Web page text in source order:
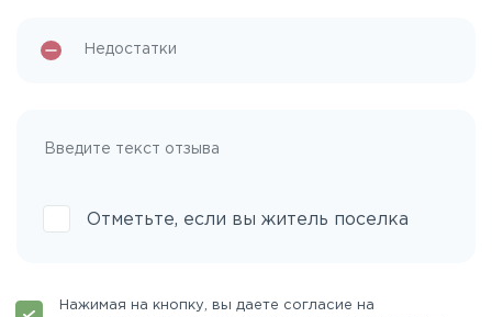
Отметьте, если вы житель поселка
Нажимая на кнопку, вы даете согласие на